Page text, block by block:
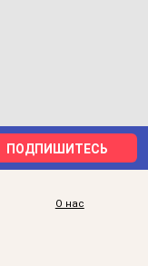
ПОДПИШИТЕСЬ
О нас